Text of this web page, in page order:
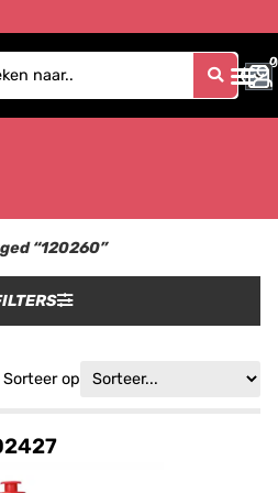
0
0
“120260”
Sorteer op